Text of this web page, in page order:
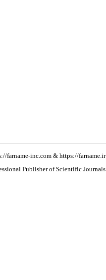
farname-inc.com & https://farname.ir
Publisher of Scientific Journals